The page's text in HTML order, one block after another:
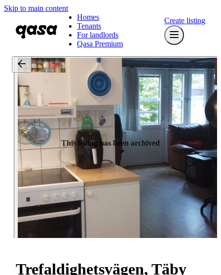
Skip to main content
Homes
Tenants
For landlords
Qasa Premium
Create listing
This listing has been archived
Trefaldighetsvägen, Täby